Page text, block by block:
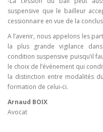
suspensive que le bailleur
cessionnaire en vue de la
A l’avenir, nous appelons les
la plus grande vigilance
condition suspensive puisqu’il
le choix de l’événement qui
la distinction entre modalités
formation de celui-ci.
Arnaud BOIX
Avocat